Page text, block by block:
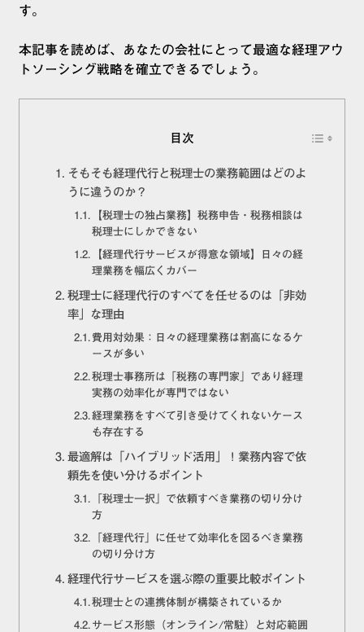
す。
本記事を読めば、あなたの会社にとって最適な経理アウ
トソーシング戦略を確立できるでしょう。
目次
そもそも経理代行と税理士の業務範囲はどのよ
うに違うのか？
【税理士の独占業務】税務申告・税務相談は
税理士にしかできない
【経理代行サービスが得意な領域】日々の経
理業務を幅広くカバー
税理士に経理代行のすべてを任せるのは「非効
率」な理由
費用対効果：日々の経理業務は割高になるケ
ースが多い
税理士事務所は「税務の専門家」であり経理
実務の効率化が専門ではない
経理業務をすべて引き受けてくれないケース
も存在する
最適解は「ハイブリッド活用」！業務内容で依
頼先を使い分けるポイント
「税理士一択」で依頼すべき業務の切り分け
方
「経理代行」に任せて効率化を図るべき業務
の切り分け方
経理代行サービスを選ぶ際の重要比較ポイント
税理士との連携体制が構築されているか
サービス形態（オンライン/常駐）と対応範囲